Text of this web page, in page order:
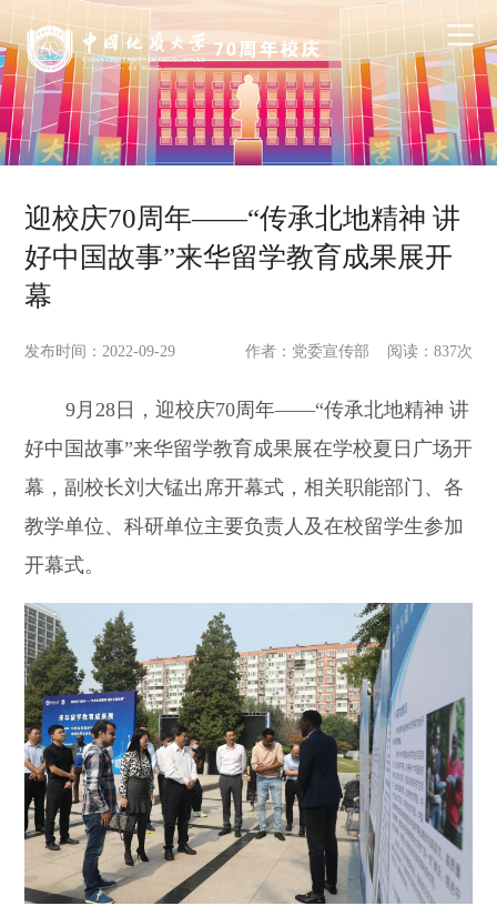
迎校庆70周年——“传承北地精神 讲
好中国故事”来华留学教育成果展开
幕
发布时间：2022-09-29 作者：党委宣传部 阅读：837次
9月28日，迎校庆70周年——“传承北地精神 讲
好中国故事”来华留学教育成果展在学校夏日广场开
幕，副校长刘大锰出席开幕式，相关职能部门、各
教学单位、科研单位主要负责人及在校留学生参加
开幕式。